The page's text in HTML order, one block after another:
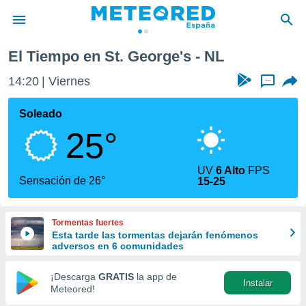
de
por
que se
calidad.
a este
las
y
forma
digital
basada
El Tiempo en St. George's - NL
14:20 Viernes ...
Soleado
25°
Sensación de 26°
UV6 Alto FPS
15-25
Tormentas fuertes
Esta tarde las tormentas dejarán fenómenos
adversos en 6 comunidades
¡Descarga GRATIS la app de
Meteored!
Instalar